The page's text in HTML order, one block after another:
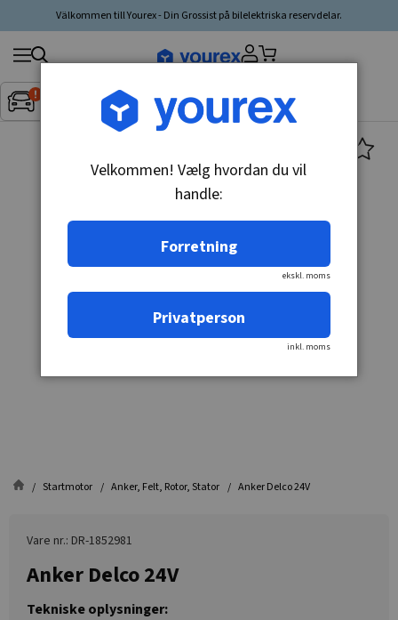
Välkommen till Yourex - Din Grossist på bilelektriska reservdelar.
Inget fordon valt▼
Søg
produkt,
producent,
Startmotor Anker, Felt, Rotor, Stator Anker Delco 24V
Vare nr.: DR-1852981
Anker Delco 24V
Tekniske oplysninger:
Velkommen! Vælg hvordan du vil
handle:
Forretning
ekskl. moms
Privatperson
inkl. moms